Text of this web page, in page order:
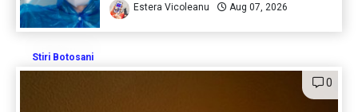
Estera Vicoleanu Aug 07, 2026
Stiri Botosani
0